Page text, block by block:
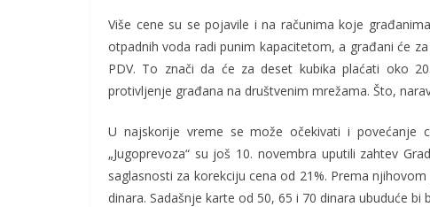
Više cene su se pojavile i na računima koje
otpadnih voda radi punim kapacitetom, a građani će
PDV. To znači da će za deset kubika plaćati oko
protivljenje građana na društvenim mrežama. Što,
U najskorije vreme se može očekivati i povećanje
„Jugoprevoza“ su još 10. novembra uputili zahtev
saglasnosti za korekciju cena od 21%. Prema
dinara. Sadašnje karte od 50, 65 i 70 dinara ubuduće bi